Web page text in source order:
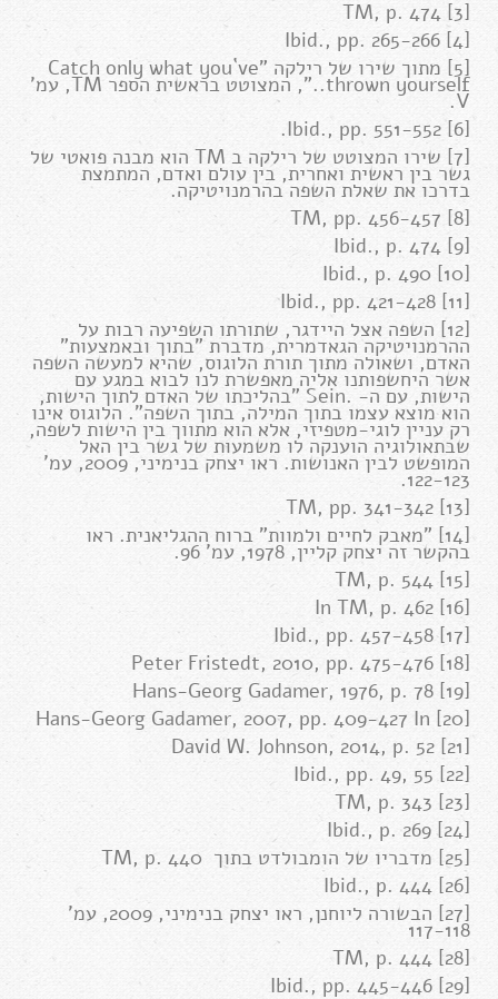
[5] מתוך שירו של רילקה "Catch only what you`ve
thrown yourself..", המצוטט בראשית הספר TM, עמ'
V.
[7] שירו המצוטט של רילקה ב TM הוא מבנה פואטי של
גשר בין ראשית ואחרית, בין עולם ואדם, המתמצת
בדרכו את שאלת השפה בהרמנויטיקה.
[12] השפה אצל היידגר, שתורתו השפיעה רבות על
ההרמנויטיקה הגאדמרית, מדברת "בתוך ובאמצעות"
האדם, ושאולה מתוך תורת הלוגוס, שהיא למעשה השפה
אשר היחשפותנו אליה מאפשרת לנו לבוא במגע עם
הישות, עם ה- .Sein "בהליכתו של האדם לתוך הישות,
הוא מוצא עצמו בתוך המילה, בתוך השפה". הלוגוס אינו
רק עניין לוגי-מטפיזי, אלא הוא מתווך בין הישות לשפה,
שבתאולוגיה הוענקה לו משמעות של גשר בין האל
המופשט לבין האנושות. ראו יצחק בנימיני, 2009, עמ'
122-123.
[14] "מאבק לחיים ולמוות" ברוח ההגליאנית. ראו
בהקשר זה יצחק קליין, 1978, עמ' 96.
[27] הבשורה ליוחנן, ראו יצחק בנימיני, 2009, עמ'
117-118